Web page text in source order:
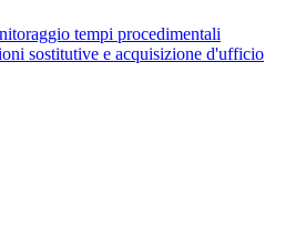
tempi procedimentali
sostitutive e acquisizione d'ufficio